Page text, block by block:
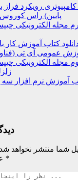
رویکرد فراز
پایین) راس
مجله الکترونیکی
کتاب آموزش کار با
عمومی آی تی
مجله الکترونیکی
شما منتشر نخواهد
*